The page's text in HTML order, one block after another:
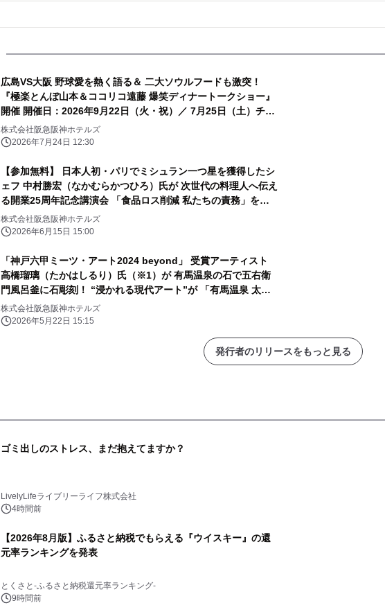
広島VS大阪 野球愛を熱く語る＆ 二大ソウルフードも激突！
『極楽とんぼ山本＆ココリコ遠藤 爆笑ディナートークショー』
開催 開催日：2026年9月22日（火・祝）／ 7月25日（土）チケ
ット販売開始
株式会社阪急阪神ホテルズ
2026年7月24日 12:30
【参加無料】 日本人初・パリでミシュラン一つ星を獲得したシ
ェフ 中村勝宏（なかむらかつひろ）氏が 次世代の料理人へ伝え
る開業25周年記念講演会 「食品ロス削減 私たちの責務」を開
催
株式会社阪急阪神ホテルズ
2026年6月15日 15:00
「神戸六甲ミーツ・アート2024 beyond」 受賞アーティスト
高橋瑠璃（たかはしるり）氏（※1）が 有馬温泉の石で五右衛
門風呂釜に石彫刻！ “浸かれる現代アート”が 「有馬温泉 太閤
の湯」露天ゾーンに登場
株式会社阪急阪神ホテルズ
2026年5月22日 15:15
発行者のリリースをもっと見る
ゴミ出しのストレス、まだ抱えてますか？
LivelyLifeライブリーライフ株式会社
4時間前
【2026年8月版】ふるさと納税でもらえる『ウイスキー』の還
元率ランキングを発表
とくさと-ふるさと納税還元率ランキング-
9時間前